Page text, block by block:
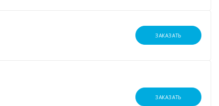
ЗАКАЗАТЬ
ЗАКАЗАТЬ